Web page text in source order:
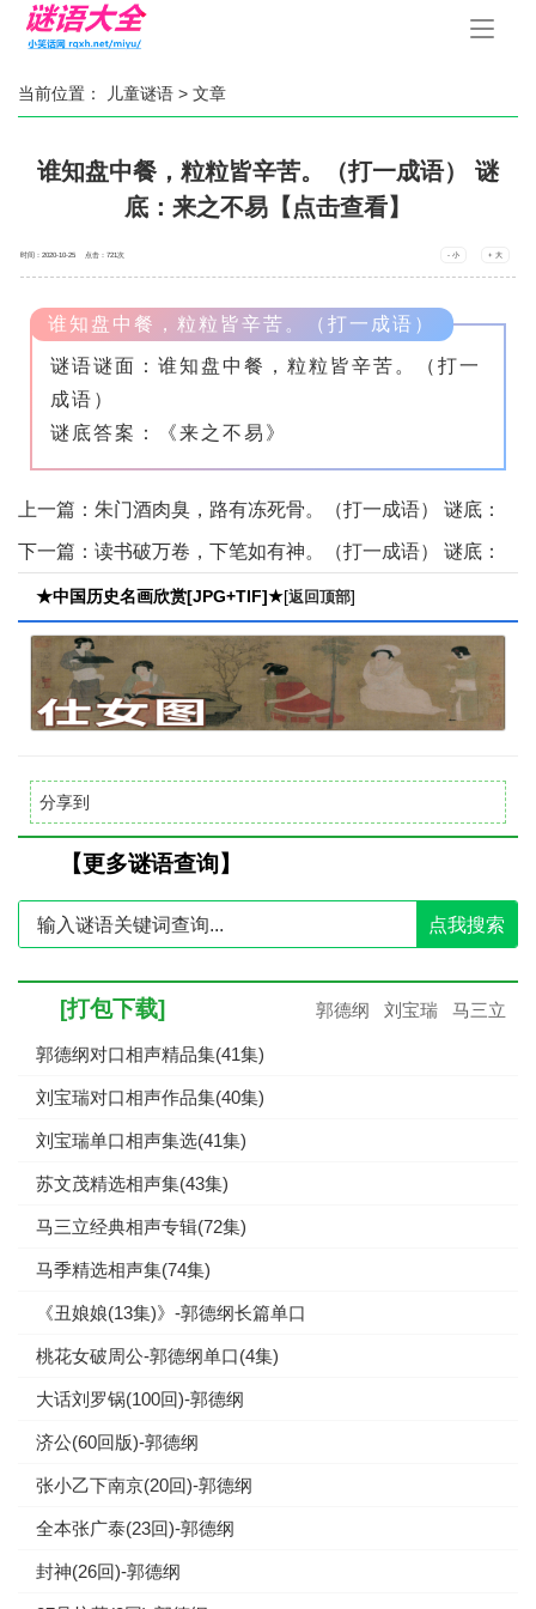
手
当前位置： 儿童谜语 > 文章
谁知盘中餐，粒粒皆辛苦。（打一成语） 谜
底：来之不易【点击查看】
时间：2020-10-25 点击：721次 - 小 + 大
谁知盘中餐，粒粒皆辛苦。（打一成语）
谜语谜面：谁知盘中餐，粒粒皆辛苦。（打一
成语）
谜底答案：《来之不易》
上一篇： 朱门酒肉臭，路有冻死骨。（打一成语） 谜底：
（天壤之别）或（为富不仁）【点击查看】
下一篇： 读书破万卷，下笔如有神。（打一成语） 谜底：
（熟能生巧）或（开卷有益）【点击查看】
★中国历史名画欣赏[JPG+TIF]★[返回顶部]
分享到
【更多谜语查询】
点我搜索
[打包下载] 郭德纲 刘宝瑞 马三立
郭德纲对口相声精品集(41集)
刘宝瑞对口相声作品集(40集)
刘宝瑞单口相声集选(41集)
苏文茂精选相声集(43集)
马三立经典相声专辑(72集)
马季精选相声集(74集)
《丑娘娘(13集)》-郭德纲长篇单口
桃花女破周公-郭德纲单口(4集)
大话刘罗锅(100回)-郭德纲
济公(60回版)-郭德纲
张小乙下南京(20回)-郭德纲
全本张广泰(23回)-郭德纲
封神(26回)-郭德纲